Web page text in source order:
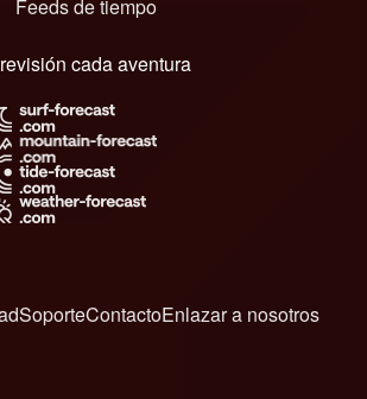
Feeds de tiempo
cada aventura
SoporteContactoEnlazar a nosotros